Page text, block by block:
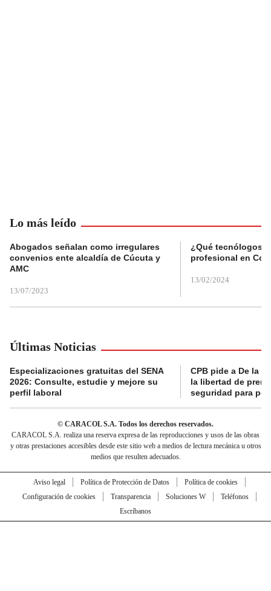
Lo más leído
Abogados señalan como irregulares
convenios ente alcaldía de Cúcuta y
AMC
13/07/2023
¿Qué tecnólogos
profesional en
13/02/2024
Últimas Noticias
Especializaciones gratuitas del SENA
2026: Consulte, estudie y mejore su
perfil laboral
CPB pide a De la
la libertad de
seguridad para
© CARACOL S.A. Todos los derechos reservados.
CARACOL S.A. realiza una reserva expresa de las reproducciones y usos de las obras
y otras prestaciones accesibles desde este sitio web a medios de lectura mecánica u otros
medios que resulten adecuados.
Aviso legal Política de Protección de Datos
Política de cookies
Configuración de cookies
Transparencia Soluciones W
Teléfonos
Escríbanos